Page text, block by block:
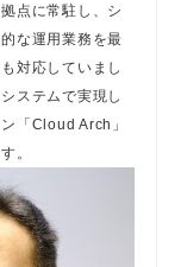
点に常駐し、シ
な運用業務を最
対応していまし
ステムで実現し
「Cloud Arch」
。